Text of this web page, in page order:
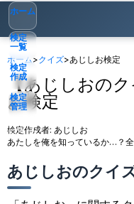
ホーム
検定
一覧
検定
作成
検定
管理
ゲスト▾
ホーム>クイズ>あじしお検定
【あじしおの
お検定
検定作成者: あじしお
あたしを俺を知っているか…？
あじしおのクイ